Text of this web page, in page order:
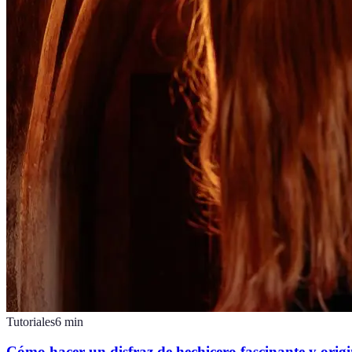
Tutoriales6 min